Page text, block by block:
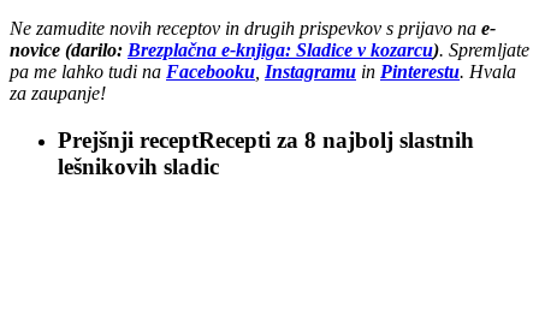
Ne zamudite novih receptov in drugih prispevkov s prijavo na e-
novice (darilo: Brezplačna e-knjiga: Sladice v kozarcu). Spremljate
pa me lahko tudi na Facebooku Instagramu in Pinterestu. Hvala
za zaupanje!
Prejšnji receptRecepti za 8 najbolj slastnih
lešnikovih sladic